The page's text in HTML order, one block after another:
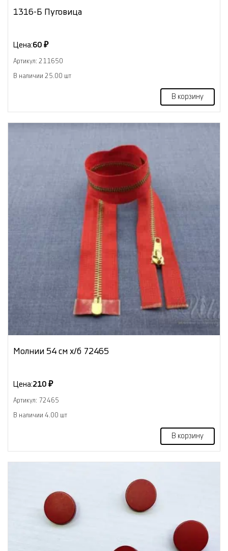
1316-Б Пуговица
Цена:60 ₽
Артикул: 211650
В наличии 25.00 шт
В корзину
Молнии 54 см х/б 72465
Цена:210 ₽
Артикул: 72465
В наличии 4.00 шт
В корзину